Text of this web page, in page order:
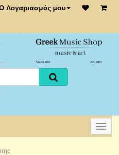
Λογαριασμός μου